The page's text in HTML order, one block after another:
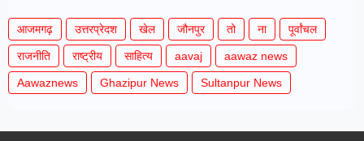
आजमगढ़ उत्तरप्रेदश खेल जौनपुर तो ना पूर्वांचल
राजनीति राष्ट्रीय साहित्य aavaj aawaz news
Aawaznews Ghazipur News Sultanpur News